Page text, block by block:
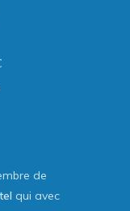
de
qui avec